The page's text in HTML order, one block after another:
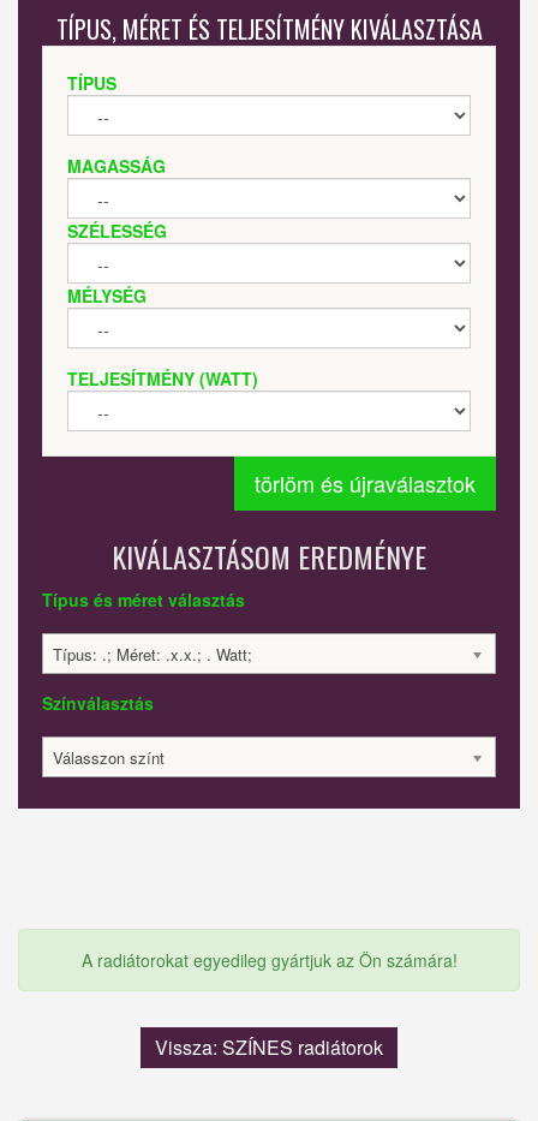
TÍPUS, MÉRET ÉS TELJESÍTMÉNY KIVÁLASZTÁSA
TÍPUS
MAGASSÁG
SZÉLESSÉG
MÉLYSÉG
TELJESÍTMÉNY (WATT)
törlöm és újraválasztok
KIVÁLASZTÁSOM EREDMÉNYE
Típus és méret választás
Típus: .; Méret: .x.x.; . Watt;
Színválasztás
Válasszon színt
A radiátorokat egyedileg gyártjuk az Ön számára!
Vissza: SZÍNES radiátorok